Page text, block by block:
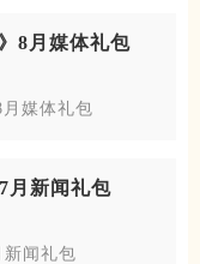
8月媒体礼包
月媒体礼包
月新闻礼包
新闻礼包